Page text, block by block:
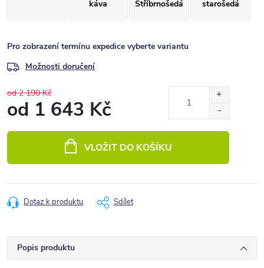
káva Stříbrnošedá starošedá
Pro zobrazení termínu expedice vyberte variantu
Možnosti doručení
od 2 190 Kč
od 1 643 Kč
VLOŽIT DO KOŠÍKU
Dotaz k produktu Sdílet
Popis produktu